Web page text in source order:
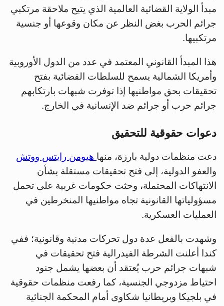
مبدأ الولاية القضائية العالمية الذي يتيح ملاحقة مرتكبي
جرائم الحرب بغض النظر عن مكان وقوعها أو جنسية
مرتكبيها.
هذا المبدأ القانوني المعتمد في عدد من الدول الأوروبية
وأمريكا الشمالية يسمح للسلطات القضائية بفتح
تحقيقات بحق مواطنيها إذا توفرت شبهات بارتكابهم
جرائم حرب أو جرائم ضد الإنسانية في الخارج.
دعوات حقوقية للتحقيق
دعت منظمات دولية بارزة، منها هيومن رايتس ووتش
والعفو الدولية، إلى فتح تحقيقات مستقلة بشأن
الانتهاكات المحتملة، وحثت حكومات غربية على تحمل
مسؤولياتها القانونية تجاه مواطنيها المنخرطين في
العمليات العسكرية.
وشهدت بالفعل عدة دول تحركات مدنية وقانونية؛ ففي
كندا أعلنت الشرطة الفيدرالية فتح تحقيقات في
شبهات جرائم حرب يُعتقد أن بعضها يشمل جنود
احتياط مزدوجي الجنسية، كما رفعت منظمات حقوقية
في بلجيكا وبريطانيا شكاوى أمام المحكمة الجنائية